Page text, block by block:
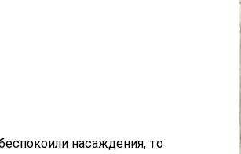
насаждения, то